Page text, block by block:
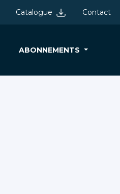
Catalogue Contact
ABONNEMENTS